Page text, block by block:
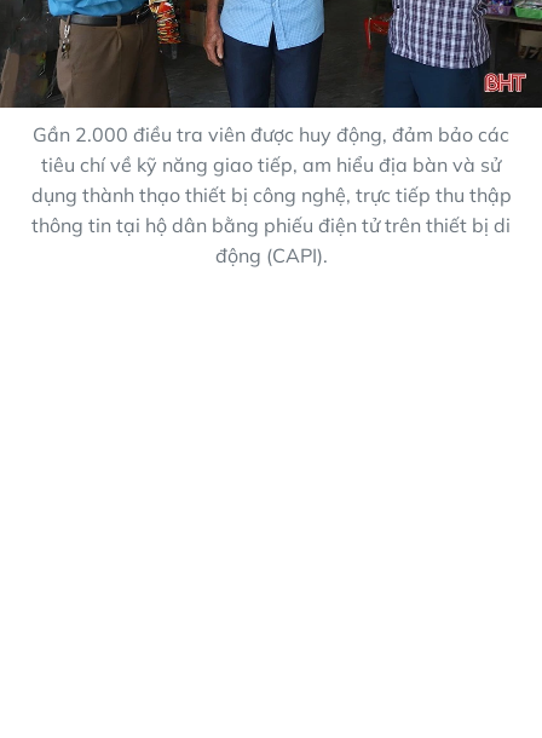
Gần 2.000 điều tra viên được huy động, đảm bảo các
tiêu chí về kỹ năng giao tiếp, am hiểu địa bàn và sử
dụng thành thạo thiết bị công nghệ, trực tiếp thu thập
thông tin tại hộ dân bằng phiếu điện tử trên thiết bị di
động (CAPI).